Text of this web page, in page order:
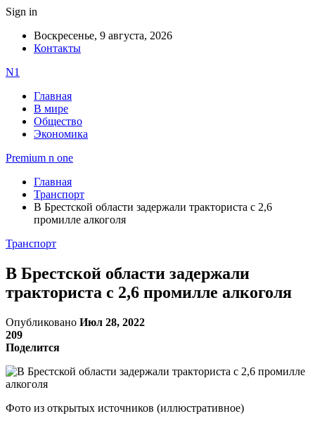
Sign in
Воскресенье, 9 августа, 2026
Контакты
N1
Главная
В мире
Общество
Экономика
Premium n one
Главная
Транспорт
В Брестской области задержали тракториста с 2,6
промилле алкоголя
Транспорт
В Брестской области задержали
тракториста с 2,6 промилле алкоголя
Опубликовано Июл 28, 2022
209
Поделится
Фото из открытых источников (иллюстративное)